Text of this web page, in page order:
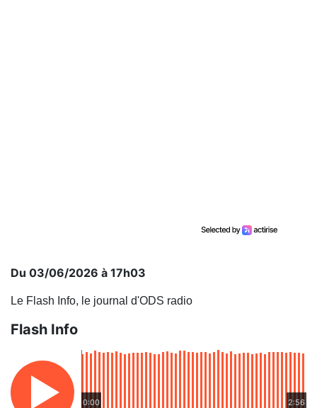
Du 03/06/2026 à 17h03
Le Flash Info, le journal d'ODS radio
Flash Info
0:00 2:56